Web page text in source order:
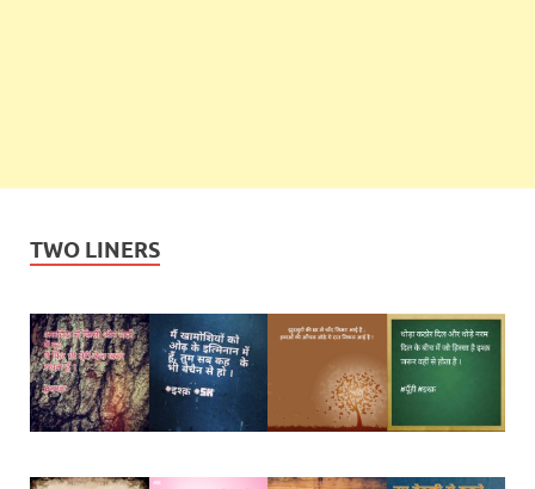
TWO LINERS